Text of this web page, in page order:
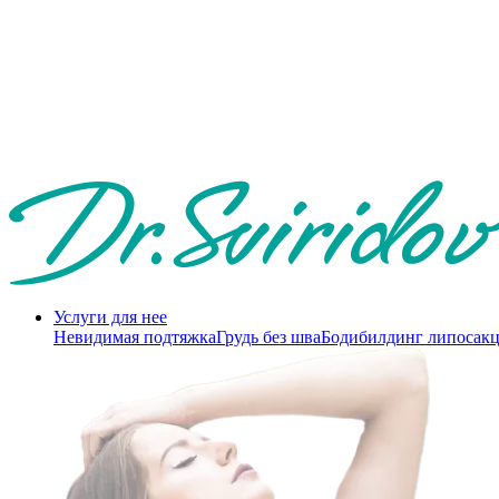
Услуги для нее
Невидимая подтяжкаГрудь без шваБодибилдинг